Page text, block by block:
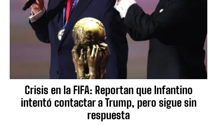
Crisis en la FIFA: Reportan que Infantino
intentó contactar a Trump, pero sigue sin
respuesta